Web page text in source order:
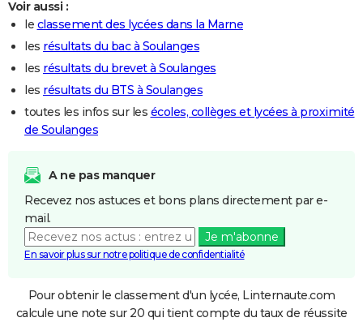
Voir aussi :
le classement des lycées dans la Marne
les résultats du bac à Soulanges
les résultats du brevet à Soulanges
les résultats du BTS à Soulanges
toutes les infos sur les écoles, collèges et lycées à proximité
de Soulanges
A ne pas manquer
Recevez nos astuces et bons plans directement par e-
mail.
Je m'abonne
En savoir plus sur notre politique de confidentialité
Pour obtenir le classement d'un lycée, Linternaute.com
calcule une note sur 20 qui tient compte du taux de réussite